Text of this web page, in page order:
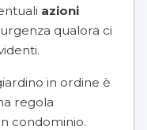
azioni
qualora ci
in ordine è
regola
condominio.